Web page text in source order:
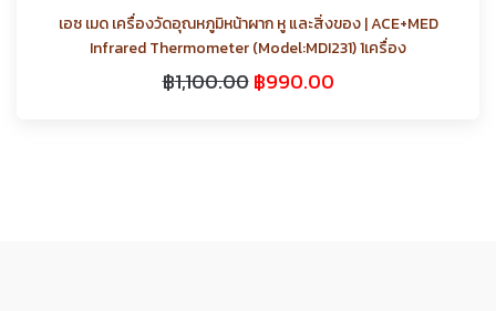
เอซ เมด เครื่องวัดอุณหภูมิหน้าผาก หู และสิ่งของ | ACE+MED
Infrared Thermometer (Model:MDI231) 1เครื่อง
฿1,100.00 ฿990.00